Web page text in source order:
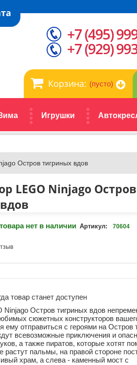
Корзина: (пусто)
Игрушки
+7 (495)
+7 (929)
Остров тигриных вдов
LEGO Ninjago Остров
нет в наличии Артикул: 70604
товар станет доступен
Ninjago Остров тигриных вдов
сюжетных конструкторов
ему отправиться с героями на Остров
всевозможные приключения и
а также пиратов, которые хотят
растут пальмы, на правой стороне
храм, а слева - каменный мост с